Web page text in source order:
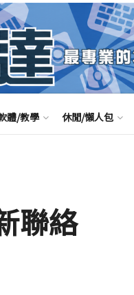
體/教學 休閒/懶人包
聯絡